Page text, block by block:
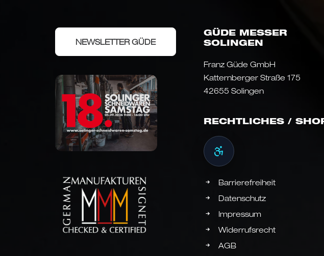
NEWSLETTER GÜDE
GÜDE MESSER
SOLINGEN
Franz Güde GmbH
Katternberger Straße 175
42655 Solingen
RECHTLICHES /
Barrierefreiheit
Datenschutz
Impressum
Widerrufsrecht
AGB